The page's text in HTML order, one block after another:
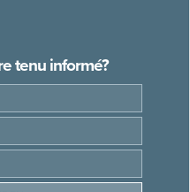
tenu informé?